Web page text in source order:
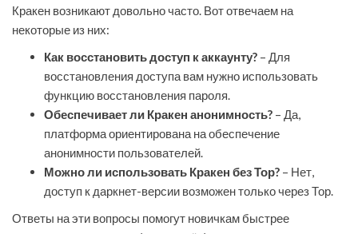
Кракен возникают довольно часто. Вот отвечаем на
некоторые из них:
Как восстановить доступ к аккаунту? – Для
восстановления доступа вам нужно использовать
функцию восстановления пароля.
Обеспечивает ли Кракен анонимность? – Да,
платформа ориентирована на обеспечение
анонимности пользователей.
Можно ли использовать Кракен без Тор? – Нет,
доступ к даркнет-версии возможен только через Тор.
Ответы на эти вопросы помогут новичкам быстрее